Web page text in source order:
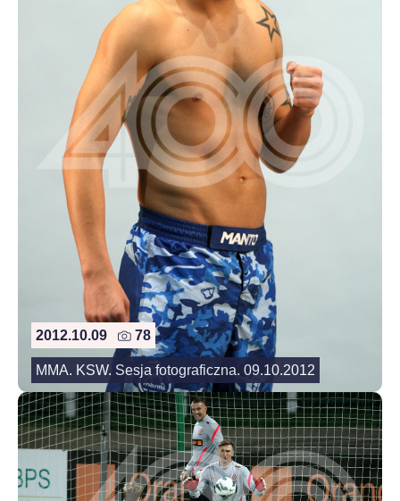
2012.10.09 78
MMA. KSW. Sesja fotograficzna. 09.10.2012